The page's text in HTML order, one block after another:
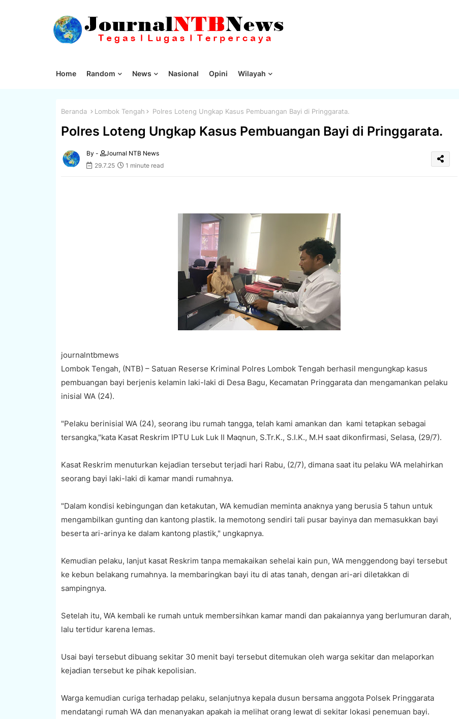
Home Random News Nasional Opini Wilayah
Beranda Lombok Tengah Polres Loteng Ungkap Kasus Pembuangan Bayi di Pringgarata.
Polres Loteng Ungkap Kasus Pembuangan Bayi di Pringgarata.
By -
Journal NTB News
29.7.25
1 minute read
journalntbmews
‎Lombok Tengah, (NTB) – Satuan Reserse Kriminal Polres Lombok Tengah berhasil mengungkap kasus
pembuangan bayi berjenis kelamin laki-laki di Desa Bagu, Kecamatan Pringgarata dan mengamankan pelaku
inisial WA (24).
‎"Pelaku berinisial WA (24), seorang ibu rumah tangga, telah kami amankan dan kami tetapkan sebagai
tersangka,"kata Kasat Reskrim IPTU Luk Luk II Maqnun, S.Tr.K., S.I.K., M.H saat dikonfirmasi, Selasa, (29/7).
‎Kasat Reskrim menuturkan kejadian tersebut terjadi hari Rabu, (2/7), dimana saat itu pelaku WA melahirkan
seorang bayi laki-laki di kamar mandi rumahnya.
‎"Dalam kondisi kebingungan dan ketakutan, WA kemudian meminta anaknya yang berusia 5 tahun untuk
mengambilkan gunting dan kantong plastik. Ia memotong sendiri tali pusar bayinya dan memasukkan bayi
beserta ari-arinya ke dalam kantong plastik," ungkapnya.
‎Kemudian pelaku, lanjut kasat Reskrim tanpa memakaikan sehelai kain pun, WA menggendong bayi tersebut
ke kebun belakang rumahnya. Ia membaringkan bayi itu di atas tanah, dengan ari-ari diletakkan di
sampingnya.
‎Setelah itu, WA kembali ke rumah untuk membersihkan kamar mandi dan pakaiannya yang berlumuran darah,
lalu tertidur karena lemas.
‎Usai bayi tersebut dibuang sekitar 30 menit bayi tersebut ditemukan oleh warga sekitar dan melaporkan
kejadian tersebut ke pihak kepolisian.
‎Warga kemudian curiga terhadap pelaku, selanjutnya kepala dusun bersama anggota Polsek Pringgarata
mendatangi rumah WA dan menanyakan apakah ia melihat orang lewat di sekitar lokasi penemuan bayi.